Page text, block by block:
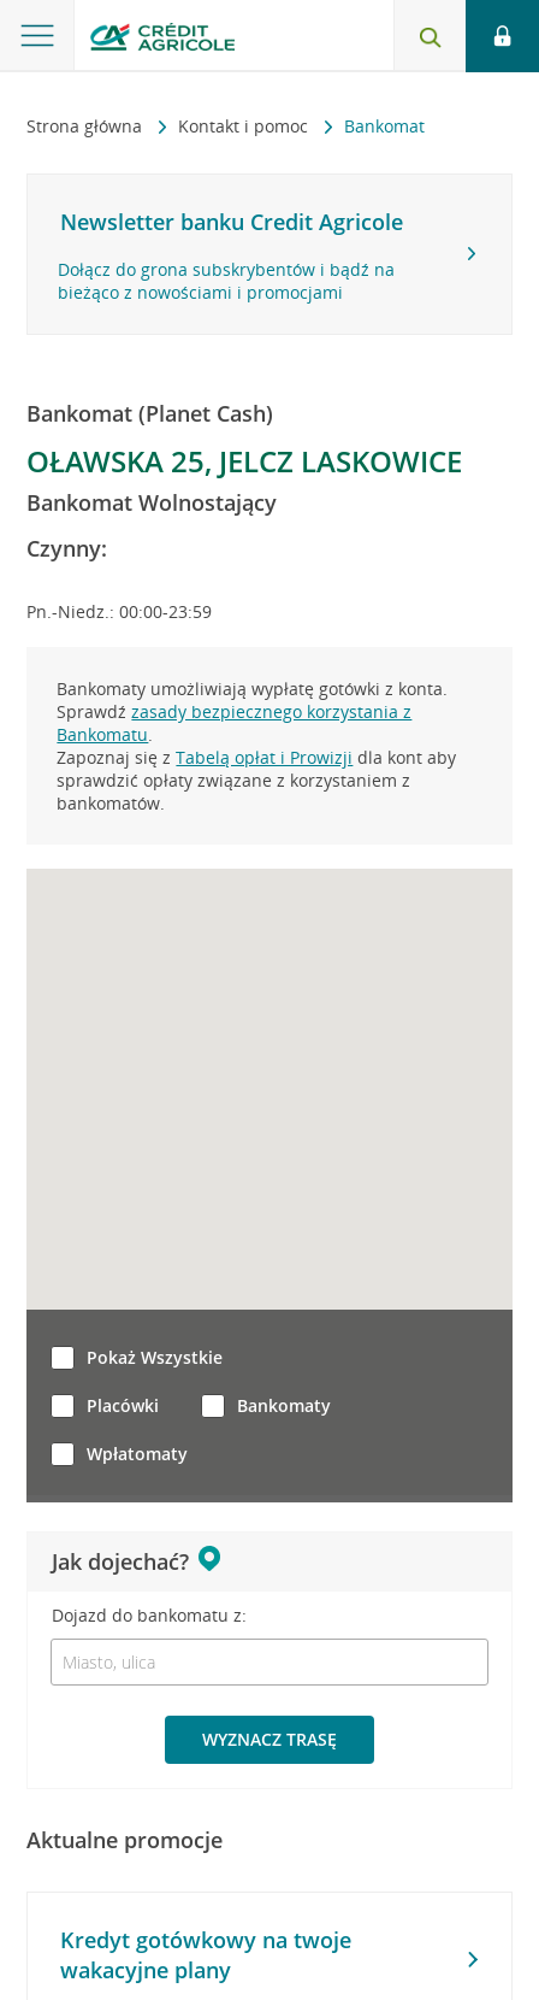
Strona główna Kontakt i pomoc Bankomat
Newsletter banku Credit Agricole
Dołącz do grona subskrybentów i bądź na
bieżąco z nowościami i promocjami
Bankomat (Planet Cash)
OŁAWSKA 25, JELCZ LASKOWICE
Bankomat Wolnostający
Czynny:
Pn.-Niedz.: 00:00-23:59
Bankomaty umożliwiają wypłatę gotówki z konta.
Sprawdźzasady bezpiecznego korzystania z
Bankomatu.
Zapoznaj się zTabelą opłat i Prowizji dla kont aby
sprawdzić opłaty związane z korzystaniem z
bankomatów.
Jak dojechać?
Dojazd do bankomatu z:
WYZNACZ TRASĘ
Pokaż Wszystkie
Placówki Bankomaty
Wpłatomaty
Aktualne promocje
Kredyt gotówkowy na twoje
wakacyjne plany